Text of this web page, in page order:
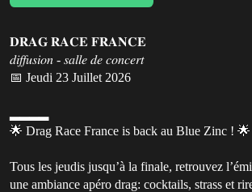
𝐃𝐑𝐀𝐆 𝐑𝐀𝐂𝐄 𝐅𝐑𝐀𝐍𝐂𝐄
𝑑𝑖𝑓𝑓𝑢𝑠𝑖𝑜𝑛 - 𝑠𝑎𝑙𝑙𝑒 𝑑𝑒 𝑐𝑜𝑛𝑐𝑒𝑟𝑡
📅 Jeudi 23 Juillet 2026
🌟 Drag Race France is back au Blue Zinc ! 🌟
Tous les jeudis jusqu’à la finale, retrouvez
une ambiance apéro drag: cocktails, strass et